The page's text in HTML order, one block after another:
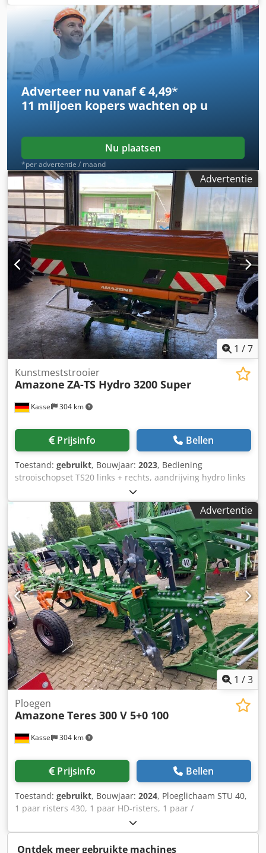
Tjck
Adverteer nu vanaf € 4,49*
11 miljoen koperswachten op u
Nu plaatsen
*per advertentie / maand
Advertentie
1 /7
Kassel 304 km
Kunstmeststrooier
Amazone ZA-TS Hydro 3200 Super
Prijsinfo Bellen
Toestand: gebruikt, Bouwjaar: 2023, Bediening
strooischopset TS20 links + rechts, aandrijving hydro links
+ rechts met Auto TS / en FlowControl hoofdschijf links +
rechts met AutoTS, buisbeschermbeugel, rol- en
parkeerinrichting draaibaar, werkverlichting,
hellingssensor voor weegsysteem / 16 stuks EasyCheck-
Dodot A Tzwjpfx Ac Tsck
Advertentie
1 /3
Kassel 304 km
Ploegen
Amazone Teres 300 V 5+0 100
Prijsinfo Bellen
Toestand: gebruikt, Bouwjaar: 2024, Ploeglichaam STU 40,
1 paar risters 430, 1 paar HD-risters, 1 paar /
voorschoffelsteel voor framehoogte 80 voor hydraulische
overbelastingsbeveiliging voorschoffel M2, 1 paar /
schijfkouterhouder schijfkouter D 500 gekarteld
Ontdek meer gebruikte machines